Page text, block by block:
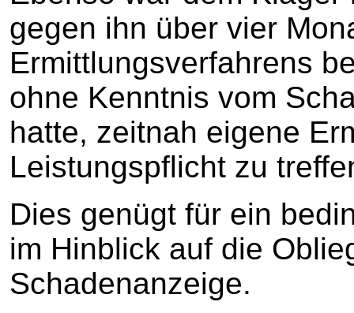
gegen ihn über vier
Ermittlungsverfahrens
ohne Kenntnis vom
hatte, zeitnah eigene
Leistungspflicht zu
Dies genügt für ein
im Hinblick auf die
Schadenanzeige.